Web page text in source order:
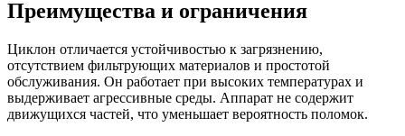
Преимущества и ограничения
Циклон отличается устойчивостью к загрязнению,
отсутствием фильтрующих материалов и простотой
обслуживания. Он работает при высоких температурах и
выдерживает агрессивные среды. Аппарат не содержит
движущихся частей, что уменьшает вероятность поломок.